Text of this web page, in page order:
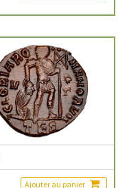
Ajouter au panier